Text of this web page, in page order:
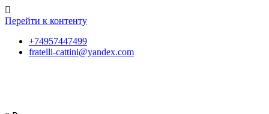
Перейти к контенту
+74957447499
fratelli-cattini@yandex.com